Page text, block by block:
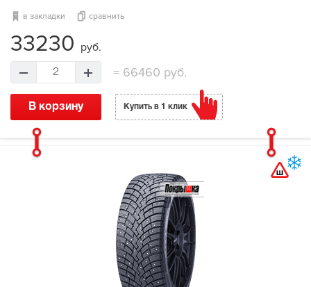
в закладки сравнить
33230 руб.
2 =66460 руб.
В корзину Купить в 1 клик